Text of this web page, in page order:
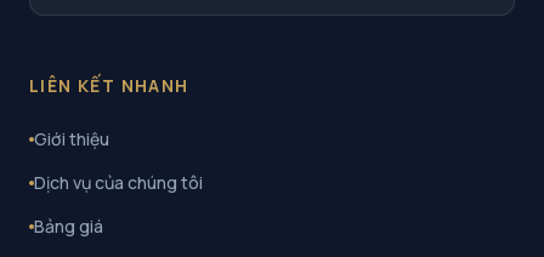
LIÊN KẾT NHANH
Giới thiệu
Dịch vụ của chúng tôi
Bảng giá